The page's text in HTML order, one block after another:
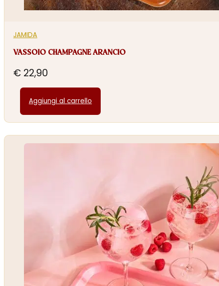
JAMIDA
VASSOIO CHAMPAGNE ARANCIO
€ 22,90
Aggiungi al carrello